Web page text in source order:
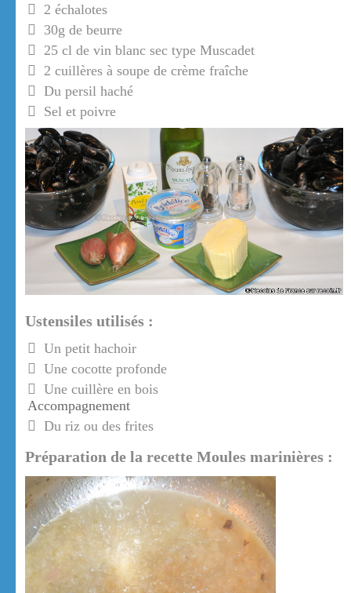
2 échalotes
30g de beurre
25 cl de vin blanc sec type Muscadet
2 cuillères à soupe de crème fraîche
Du persil haché
Sel et poivre
Ustensiles utilisés :
Un petit hachoir
Une cocotte profonde
Une cuillère en bois
Accompagnement
Du riz ou des frites
Préparation de la recette Moules marinières :